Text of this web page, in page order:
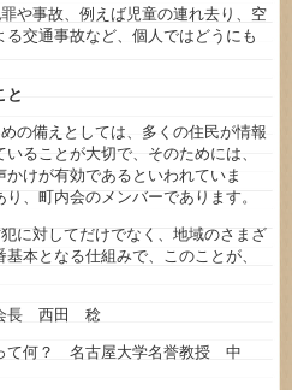
や事故、例えば児童の連れ去り、空
交通事故など、個人ではどうにも
と
の備えとしては、多くの住民が情報
ることが大切で、そのためには、
けが有効であるといわれていま
、町内会のメンバーであります。
に対してだけでなく、地域のさまざ
本となる仕組みで、このことが、
長 西田 稔
何？ 名古屋大学名誉教授 中